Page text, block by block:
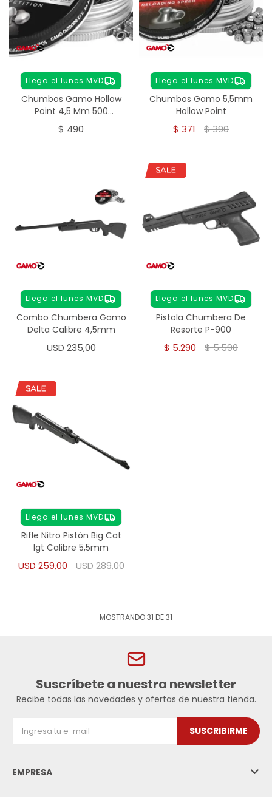
Llega el lunes MVD
Chumbos Gamo Hollow
Point 4,5 Mm 500
Unidades
$ 490
Llega el lunes MVD
Chumbos Gamo 5,5mm
Hollow Point
$ 371 $390
Llega el lunes MVD
Combo Chumbera Gamo
Delta Calibre 4,5mm
USD 235,00
Llega el lunes MVD
Pistola Chumbera De
Resorte P-900
$ 5.290 $5.590
Llega el lunes MVD
Rifle Nitro Pistón Big Cat
Igt Calibre 5,5mm
USD 259,00 USD289,00
MOSTRANDO31 DE31
Suscríbete a nuestra newsletter
Recibe todas las novedades y ofertas de nuestra tienda.
SUSCRIBIRME
EMPRESA